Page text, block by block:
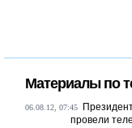
Материалы по
06.08.12, 07:45
провели